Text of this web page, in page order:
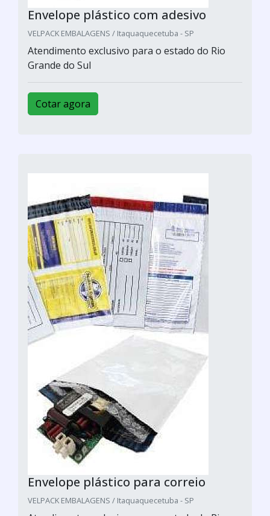
Envelope plástico com adesivo
VELPACK EMBALAGENS / Itaquaquecetuba - SP
Atendimento exclusivo para o estado do Rio
Grande do Sul
Cotar agora
Envelope plástico para correio
VELPACK EMBALAGENS / Itaquaquecetuba - SP